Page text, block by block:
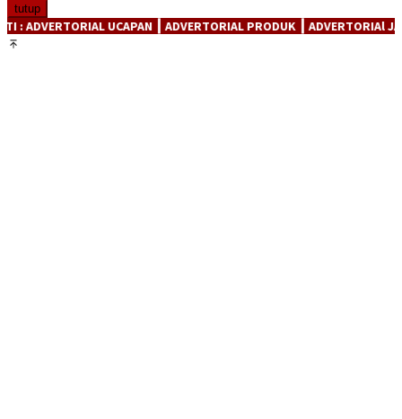
tutup
┃ ADVERTORIAL PRODUK ┃ ADVERTORIAl JASA ┃